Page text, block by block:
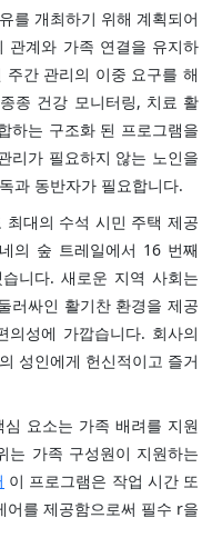
를 개최하기 위해 계획되어
관계와 가족 연결을 유지하
간 관리의 이중 요구를 해
종 건강 모니터링, 치료 활
하는 구조화 된 프로그램을
리가 필요하지 않는 노인을
과 동반자가 필요합니다.
대의 수석 시민 주택 제공
의 숲 트레일에서 16 번째
니다. 새로운 지역 사회는
러싸인 활기찬 환경을 제공
성에 가깝습니다. 회사의
성인에게 헌신적이고 즐거
요소는 가족 배려를 지원
는 가족 구성원이 지원하는
이 프로그램은 작업 시간 또
어를 제공함으로써 필수 r을